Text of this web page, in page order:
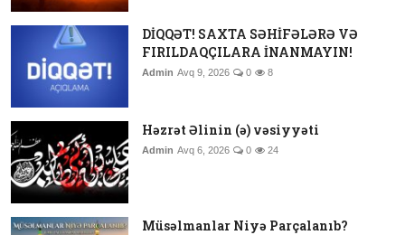
DİQQƏT! SAXTA SƏHİFƏLƏRƏ VƏ
FIRILDAQÇILARA İNANMAYIN!
Admin Avq 9, 2026 0 8
Həzrət Əlinin (ə) vəsiyyəti
Admin Avq 6, 2026 0 24
Müsəlmanlar Niyə Parçalanıb?